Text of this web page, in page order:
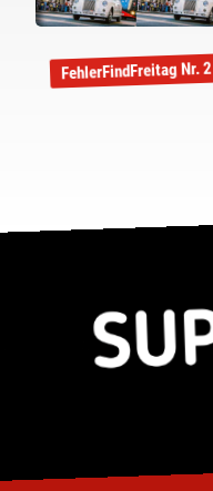
FehlerFindFreitag Nr. 2